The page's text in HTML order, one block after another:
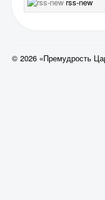
© 2026 «Премудрость